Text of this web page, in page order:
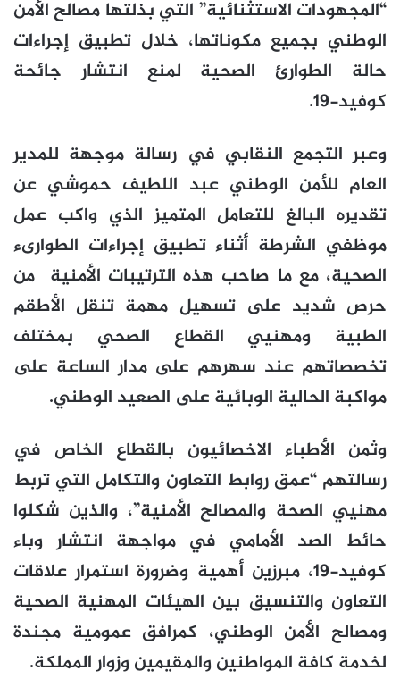
“المجهودات الاستثنائية” التي بذلتها مصالح الأمن
الوطني بجميع مكوناتها، خلال تطبيق إجراءات
حالة الطوارئ الصحية لمنع انتشار جائحة
كوفيد-19.
وعبر التجمع النقابي في رسالة موجهة للمدير
العام للأمن الوطني عبد اللطيف حموشي عن
تقديره البالغ للتعامل المتميز الذي واكب عمل
موظفي الشرطة أثناء تطبيق إجراءات الطوارىء
الصحية، مع ما صاحب هذه الترتيبات الأمنية من
حرص شديد على تسهيل مهمة تنقل الأطقم
الطبية ومهنيي القطاع الصحي بمختلف
تخصصاتهم عند سهرهم على مدار الساعة على
مواكبة الحالية الوبائية على الصعيد الوطني.
وثمن الأطباء الاخصائيون بالقطاع الخاص في
رسالتهم “عمق روابط التعاون والتكامل التي تربط
مهنيي الصحة والمصالح الأمنية”، والذين شكلوا
حائط الصد الأمامي في مواجهة انتشار وباء
كوفيد-19، مبرزين أهمية وضرورة استمرار علاقات
التعاون والتنسيق بين الهيئات المهنية الصحية
ومصالح الأمن الوطني، كمرافق عمومية مجندة
لخدمة كافة المواطنين والمقيمين وزوار المملكة.